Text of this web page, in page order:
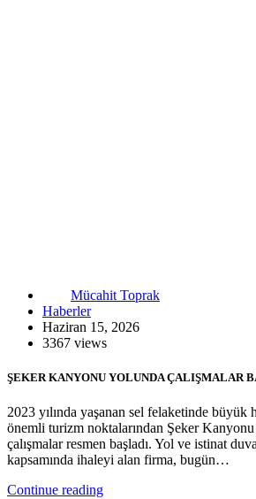
Mücahit Toprak
Haberler
Haziran 15, 2026
3367 views
ŞEKER KANYONU YOLUNDA ÇALIŞMALAR
2023 yılında yaşanan sel felaketinde büyük
önemli turizm noktalarından Şeker
çalışmalar resmen başladı. Yol ve istinat
kapsamında ihaleyi alan firma, bugün…
Continue reading